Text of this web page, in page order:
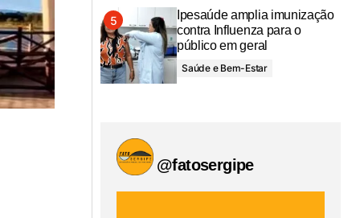
Ipesaúde amplia imunização
contra Influenza para o
público em geral
Saúde e Bem-Estar
@fatosergipe